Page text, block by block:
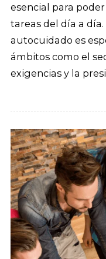
esencial para
tareas del día a
autocuidado es
ámbitos como el
exigencias y la